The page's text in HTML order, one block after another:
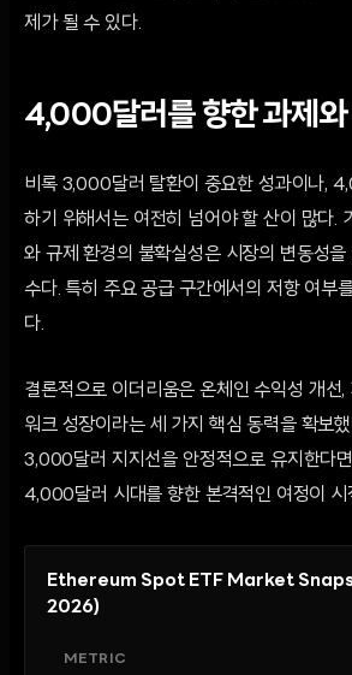
제가 될 수 있다.
4,000달러를 향한 과제와
비록 3,000달러 탈환이 중요한 성과이나,
하기 위해서는 여전히 넘어야 할 산이 많다.
와 규제 환경의 불확실성은 시장의 변동성을
수다. 특히 주요 공급 구간에서의 저항 여부
다.
결론적으로 이더리움은 온체인 수익성 개선,
워크 성장이라는 세 가지 핵심 동력을 확보
3,000달러 지지선을 안정적으로 유지한다
4,000달러 시대를 향한 본격적인 여정이 시
Ethereum Spot ETF Market
2026)
METRIC